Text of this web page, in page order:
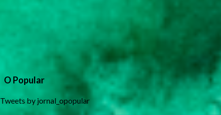
O Popular
Tweets by jornal_opopular